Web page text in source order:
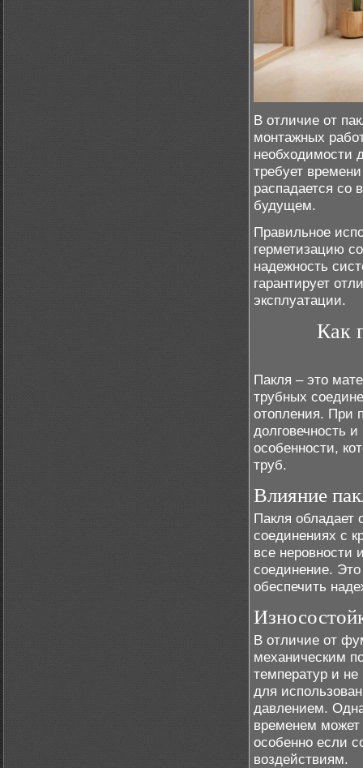
В отличие от
монтажных
необходимости
требует
распадается со
будущем.
Правильное
герметизацию
надежность
гарантирует
эксплуатации.
Как
Пакля – это
трубных
отопления. При
долговечность
особенности,
труб.
Влияние
Пакля обладает
соединениях с
все неровности
соединение. Это
обеспечить
В отличие от
механическим
температур и
для
давлением.
временем может
особенно если
воздействиям.